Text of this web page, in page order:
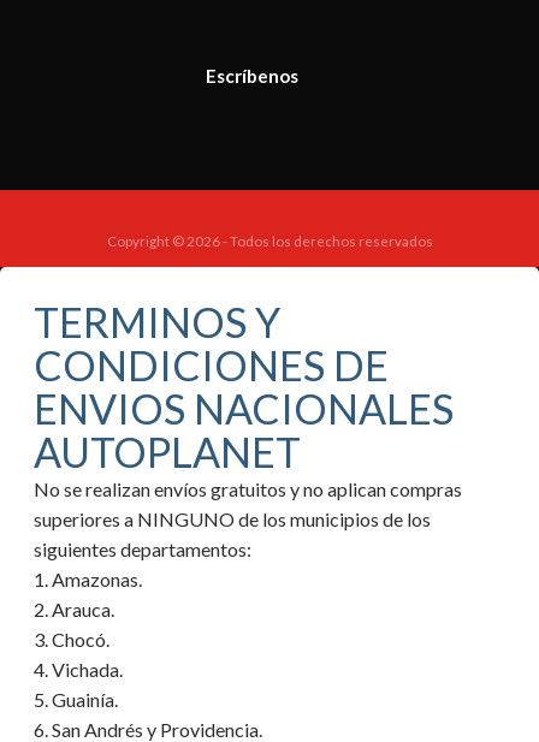
Escríbenos
Copyright © 2026 - Todos los derechos reservados
TERMINOS Y
CONDICIONES DE
ENVIOS NACIONALES
AUTOPLANET
No se realizan envíos gratuitos y no aplican compras
superiores a NINGUNO de los municipios de los
siguientes departamentos:
1. Amazonas.
2. Arauca.
3. Chocó.
4. Vichada.
5. Guainía.
6. San Andrés y Providencia.